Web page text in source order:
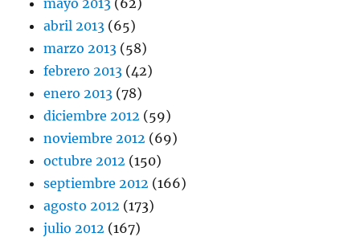
abril 2013 (65)
marzo 2013 (58)
febrero 2013 (42)
enero 2013 (78)
diciembre 2012 (59)
noviembre 2012 (69)
octubre 2012 (150)
septiembre 2012 (166)
agosto 2012 (173)
julio 2012 (167)